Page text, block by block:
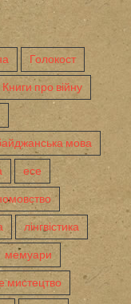
Голокост
Книги про війну
мова
есе
лінгвістика
мемуари
мистецтво